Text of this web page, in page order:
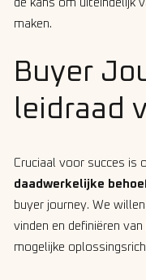
de kans om uiteindelijk
maken.
Buyer
leidraad
Cruciaal voor succes is
daadwerkelijke
buyer journey. We
vinden en definiëren
mogelijke